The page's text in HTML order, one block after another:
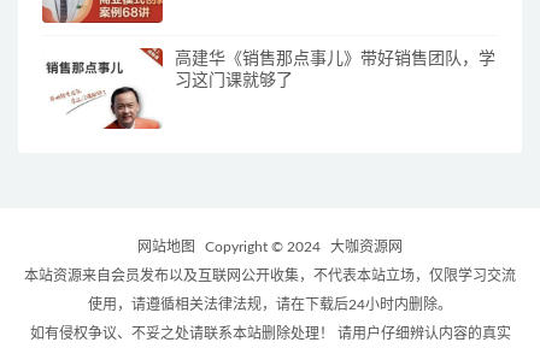
高建华《销售那点事儿》带好销售团队，学
习这门课就够了
网站地图 Copyright © 2024
大咖资源网
本站资源来自会员发布以及互联网公开收集，不代表本站立场，仅限学习交流
使用，请遵循相关法律法规，请在下载后24小时内删除。
如有侵权争议、不妥之处请联系本站删除处理！ 请用户仔细辨认内容的真实